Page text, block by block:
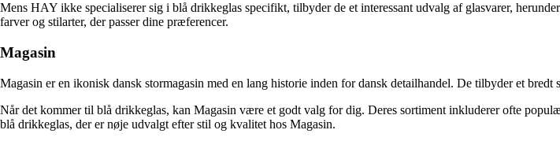
Mens HAY ikke specialiserer sig i blå drikkeglas specifikt, tilbyder de et interessant udvalg af glasvarer,
farver og stilarter, der passer dine præferencer.
Magasin
Magasin er en ikonisk dansk stormagasin med en lang historie inden for dansk detailhandel. De tilbyder et
Når det kommer til blå drikkeglas, kan Magasin være et godt valg for dig. Deres sortiment inkluderer ofte
blå drikkeglas, der er nøje udvalgt efter stil og kvalitet hos Magasin.